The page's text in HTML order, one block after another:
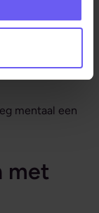
toe de vraag
mentaal een
met